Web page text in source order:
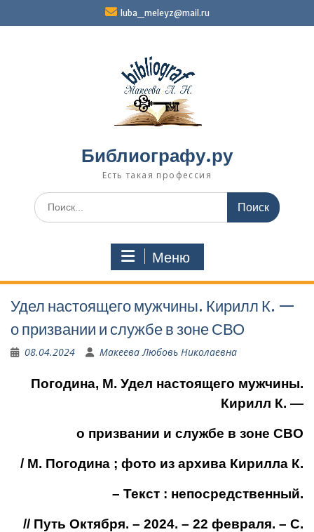
luba_meleyz@mail.ru
Библиографу.ру
Есть такая профессия
Поиск
по:
Меню
Удел настоящего мужчины. Кирилл К. —
о призвании и службе в зоне СВО
08.04.2024 Макеева Любовь Николаевна
Погодина, М. Удел настоящего мужчины.
Кирилл К. —
о призвании и службе в зоне СВО
/ М. Погодина ; фото из архива Кирилла К.
– Текст : непосредственный.
// Путь Октября. – 2024. – 22 февраля. – С.